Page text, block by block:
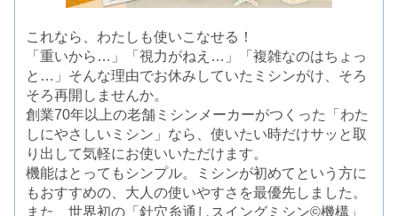
これなら、わたしも使いこなせる！
「重いから…」「視力がねえ…」「複雑なのはちょっ
と…」そんな理由でお休みしていたミシンがけ、そろ
そろ再開しませんか。
創業70年以上の老舗ミシンメーカーがつくった「わた
しにやさしいミシン」なら、使いたい時だけサッと取
り出して気軽にお使いいただけます。
機能はとってもシンプル。ミシンが初めてという方に
もおすすめの、大人の使いやすさを最優先しました。
また、世界初の「針穴糸通しスイングミシン©機構」